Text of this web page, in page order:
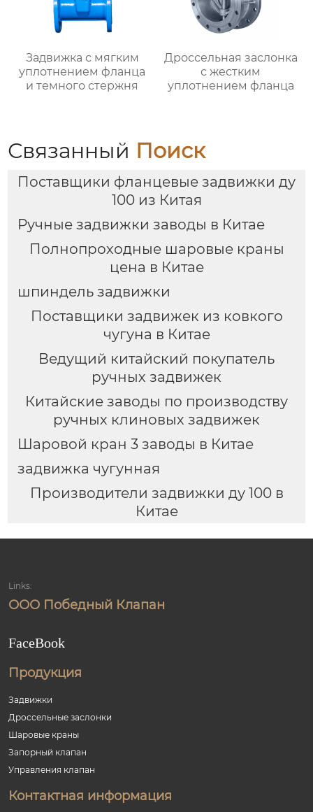
Задвижка с мягким
уплотнением фланца
и темного стержня
Дроссельная заслонка
с жестким
уплотнением фланца
Связанный Поиск
Поставщики фланцевые задвижки ду
100 из Китая
Ручные задвижки заводы в Китае
Полнопроходные шаровые краны
цена в Китае
шпиндель задвижки
Поставщики задвижек из ковкого
чугуна в Китае
Ведущий китайский покупатель
ручных задвижек
Китайские заводы по производству
ручных клиновых задвижек
Шаровой кран 3 заводы в Китае
задвижка чугунная
Производители задвижки ду 100 в
Китае
Links:
ООО Победный Клапан
FaceBook
Продукция
Задвижки
Дроссельные заслонки
Шаровые краны
Запорный клапан
Управления клапан
Контактная информация